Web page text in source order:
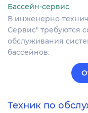
Бассейн-сервис
В инженерно-
Сервис" требуются
обслуживания
бассейнов.
Техник по